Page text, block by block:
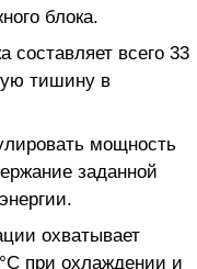
блока.
составляет всего 33
тишину в
мощность
заданной
охватывает
при охлаждении и